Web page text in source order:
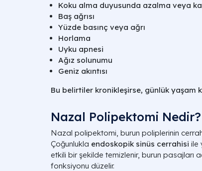
Koku alma duyusunda azalma veya
Baş ağrısı
Yüzde basınç veya ağrı
Horlama
Uyku apnesi
Ağız solunumu
Geniz akıntısı
Bu belirtiler kronikleşirse, günlük yaşam
Nazal Polipektomi Nedir?
Nazal polipektomi, burun poliplerinin
Çoğunlukla endoskopik sinüs cerrahisi ile
etkili bir şekilde temizlenir, burun pasajları
fonksiyonu düzelir.